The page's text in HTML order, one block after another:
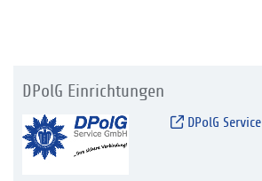
DPolG Einrichtungen
DPolG Service